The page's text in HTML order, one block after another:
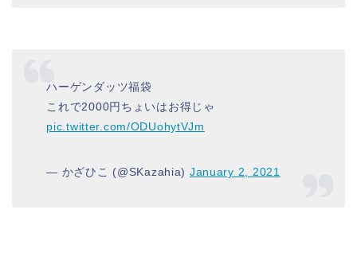
ハーゲンダッツ福袋
これで2000円ちょいはお得じゃ
pic.twitter.com/ODUohytVJm
— かざひこ (@SKazahia) January 2, 2021